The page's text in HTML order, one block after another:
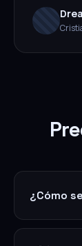
¿Cómo